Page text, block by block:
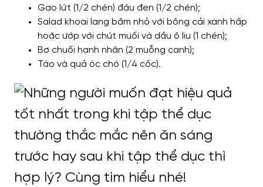
Gạo lứt (1/2 chén) đậu đen (1/2 chén);
Salad khoai lang băm nhỏ với bông cải xanh hấp
hoặc ướp với chút muối và dầu ô liu (1 chén);
Bơ chuối hạnh nhân (2 muỗng canh);
Táo và quả óc chó (1/4 cốc).